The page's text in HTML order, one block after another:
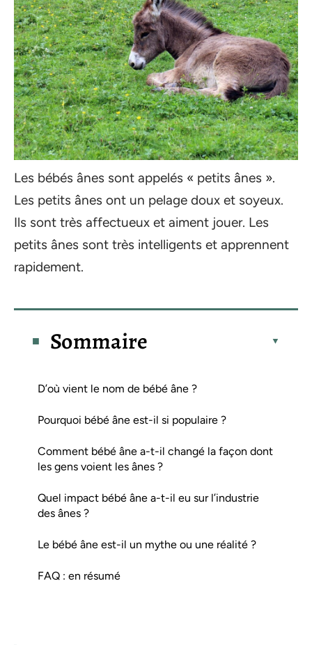
Les bébés ânes sont appelés « petits ânes ».
Les petits ânes ont un pelage doux et soyeux.
Ils sont très affectueux et aiment jouer. Les
petits ânes sont très intelligents et apprennent
rapidement.
Sommaire
D’où vient le nom de bébé âne ?
Pourquoi bébé âne est-il si populaire ?
Comment bébé âne a-t-il changé la façon dont
les gens voient les ânes ?
Quel impact bébé âne a-t-il eu sur l’industrie
des ânes ?
Le bébé âne est-il un mythe ou une réalité ?
FAQ : en résumé